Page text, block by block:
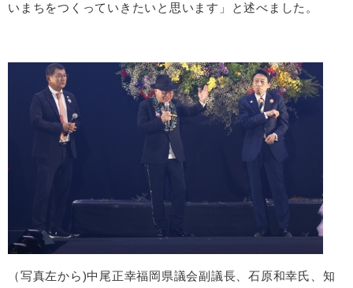
いまちをつくっていきたいと思います」と述べました。
（写真左から)中尾正幸福岡県議会副議長、石原和幸氏、知